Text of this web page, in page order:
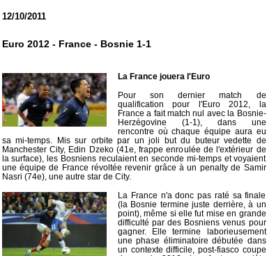
12/10/2011
Euro 2012 - France - Bosnie 1-1
La France jouera l'Euro
Pour son dernier match de
qualification pour l'Euro 2012, la
France a fait match nul avec la Bosnie-
Herzégovine (1-1), dans une
rencontre où chaque équipe aura eu
sa mi-temps. Mis sur orbite par un joli but du buteur vedette de
Manchester City, Edin Dzeko (41e, frappe enroulée de l'extérieur de
la surface), les Bosniens reculaient en seconde mi-temps et voyaient
une équipe de France révoltée revenir grâce à un penalty de Samir
Nasri (74e), une autre star de City.
La France n'a donc pas raté sa finale
(la Bosnie termine juste derrière, à un
point), même si elle fut mise en grande
difficulté par des Bosniens venus pour
gagner. Elle termine laborieusement
une phase éliminatoire débutée dans
un contexte difficile, post-fiasco coupe